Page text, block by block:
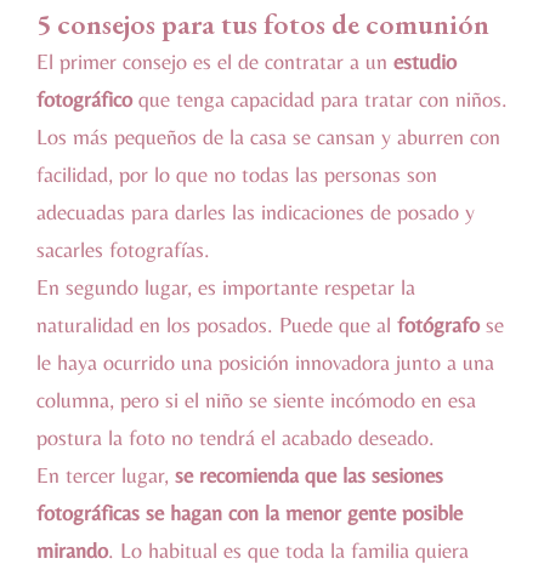
5 consejos para tus fotos de comunión
El primer consejo es el de contratar a un estudio
fotográficoque tenga capacidad para tratar con niños.
Los más pequeños de la casa se cansan y aburren con
facilidad, por lo que no todas las personas son
adecuadas para darles las indicaciones de posado y
sacarles fotografías.
En segundo lugar, es importante respetar la
naturalidad en los posados. Puede que al fotógrafose
le haya ocurrido una posición innovadora junto a una
columna, pero si el niño se siente incómodo en esa
postura la foto no tendrá el acabado deseado.
En tercer lugar, se recomienda que las sesiones
fotográficas se hagan con la menor gente posible
mirando. Lo habitual es que toda la familia quiera